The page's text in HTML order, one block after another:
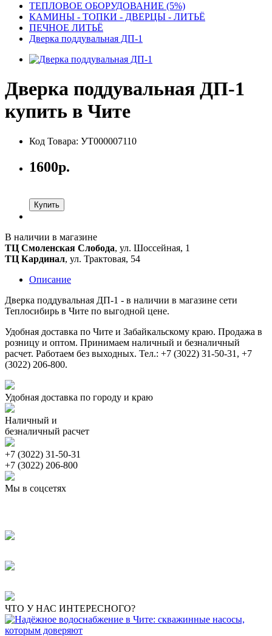
ТЕПЛОВОЕ ОБОРУДОВАНИЕ (5%)
КАМИНЫ - ТОПКИ - ДВЕРЦЫ - ЛИТЬЁ
ПЕЧНОЕ ЛИТЬЁ
Дверка поддувальная ДП-1
Дверка поддувальная ДП-1
купить в Чите
Код Товара: УТ000007110
1600р.
Купить
В наличии в магазине
ТЦ Смоленская Слобода, ул. Шоссейная, 1
ТЦ Кардинал, ул. Трактовая, 54
Описание
Дверка поддувальная ДП-1 - в наличии в магазине сети
Теплосибирь в Чите по выгодной цене.
Удобная доставка по Чите и Забайкальскому краю. Продажа в
розницу и оптом. Принимаем наличный и безналичный
расчет. Работаем без выходных. Тел.: +7 (3022) 31-50-31, +7
(3022) 206-800.
Удобная доставка по городу и краю
Наличный и
безналичный расчет
+7 (3022) 31-50-31
+7 (3022) 206-800
Мы в соцсетях
ЧТО У НАС ИНТЕРЕСНОГО?